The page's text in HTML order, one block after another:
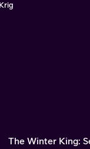
The Winter King: